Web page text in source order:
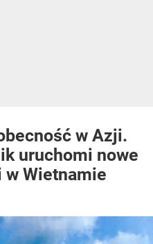
w Azji.
uruchomi nowe
w Wietnamie